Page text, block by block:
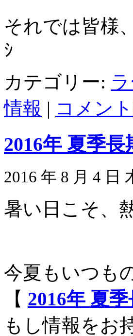
それでは皆様
ｼ
カテゴリー:
情報 | コメン
2016年 夏季
2016 年 8 月 4 日
暑い日こそ、
今夏もいつも
【 2016年 夏
もし情報をお